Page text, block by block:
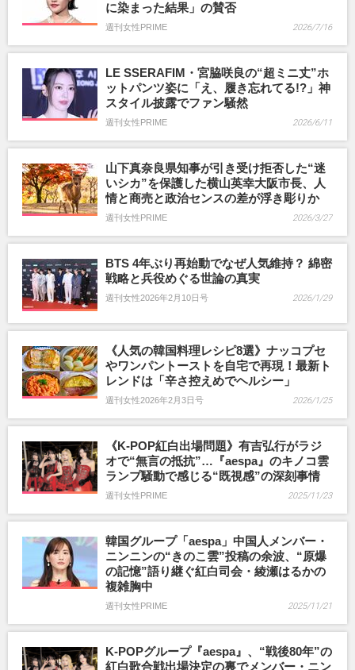
に染まった結果」の賛否
週刊女性PRIME 2026/7/16
LE SSERAFIM・宮脇咲良の“超ミニ丈”ホ
ットパンツ姿に「え、履き忘れてる!?」神
スタイル披露でファン騒然
週刊女性PRIME 2026/6/11
山下真奈良県知事が引き受け拒否した“迷
いシカ”を保護した横山英幸大阪市長、人
情と商売と政治センスの差が浮き彫りか
週刊女性PRIME 2026/3/27
BTS 4年ぶり再始動でなぜ人気維持？ 綿密
戦略と兵役めぐる世論の真実
週刊女性2026年2月10日号 2026/1/29
《人気の韓国料理レシピ8選》ナッコプセ
やワンパントーストを自宅で再現！最新ト
レンドは「辛さ控えめでヘルシー」
週刊女性2026年2月3日号 2026/1/25
《K-POP紅白出場問題》有吉弘行がラジ
オで“無言の抵抗”…『aespa』のキノコ雲
ランプ騒動で感じる“既視感”の深刻事情
週刊女性PRIME 2025/11/23
韓国グループ「aespa」中国人メンバー・
ニンニンの“きのこ雲”投稿の余波、“原爆
の記憶”語り継ぐ紅白司会・綾瀬はるかの
複雑胸中
週刊女性PRIME 2025/11/21
K-POPグループ『aespa』、“戦後80年”の
紅白歌合戦出場決定の裏でメンバー・ニン